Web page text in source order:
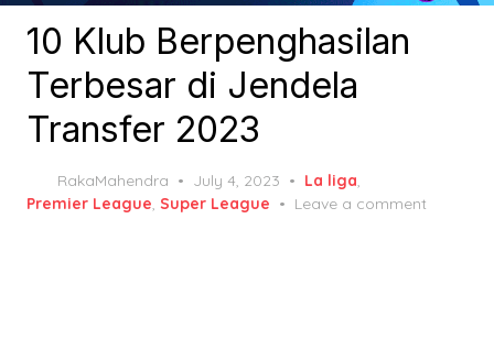
10 Klub Berpenghasilan
Terbesar di Jendela
Transfer 2023
RakaMahendra
Posted
on
July 4, 2023 La liga,
Premier League, Super League Leave a comment